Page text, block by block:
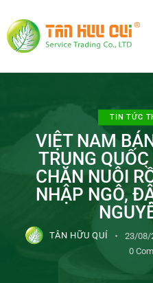
TIN TỨC
VIỆT NAM
TRUNG
CHĂN NUÔI
NHẬP NGÔ,
TÂN HỮU QUÍ 23/08/
0